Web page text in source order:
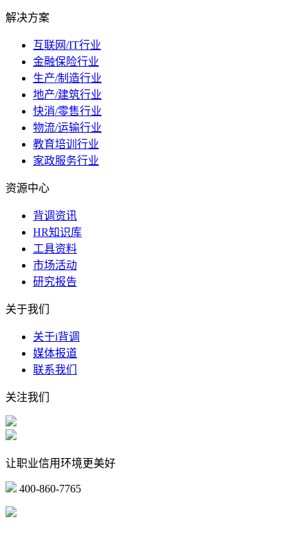
解决方案
互联网/IT行业
金融保险行业
生产/制造行业
地产/建筑行业
快消/零售行业
物流/运输行业
教育培训行业
家政服务行业
资源中心
背调资讯
HR知识库
工具资料
市场活动
研究报告
关于我们
关于i背调
媒体报道
联系我们
关注我们
让职业信用环境更美好
400-860-7765